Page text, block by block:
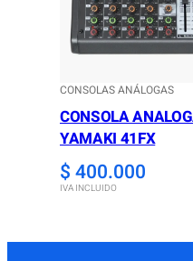
CONSOLAS ANÁLOGAS
CONSOLA
YAMAKI 41FX
$400.000
IVA INCLUIDO